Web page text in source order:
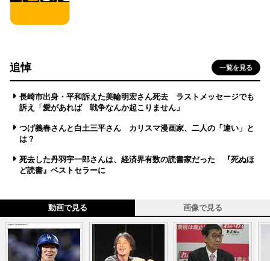
追悼 一覧を見る
長崎市出身・平和訴えた美輪明宏さん死去 ラストメッセージでも
訴え「愛があれば 戦争なんか起こりません」
つげ義春さんと白土三平さん カリスマ漫画家、二人の「違い」と
は？
死去した丹羽宇一郎さんは、経済界有数の読書家だった 『死ぬほ
ど読書』ベストセラーに
動画で見る 画像で見る